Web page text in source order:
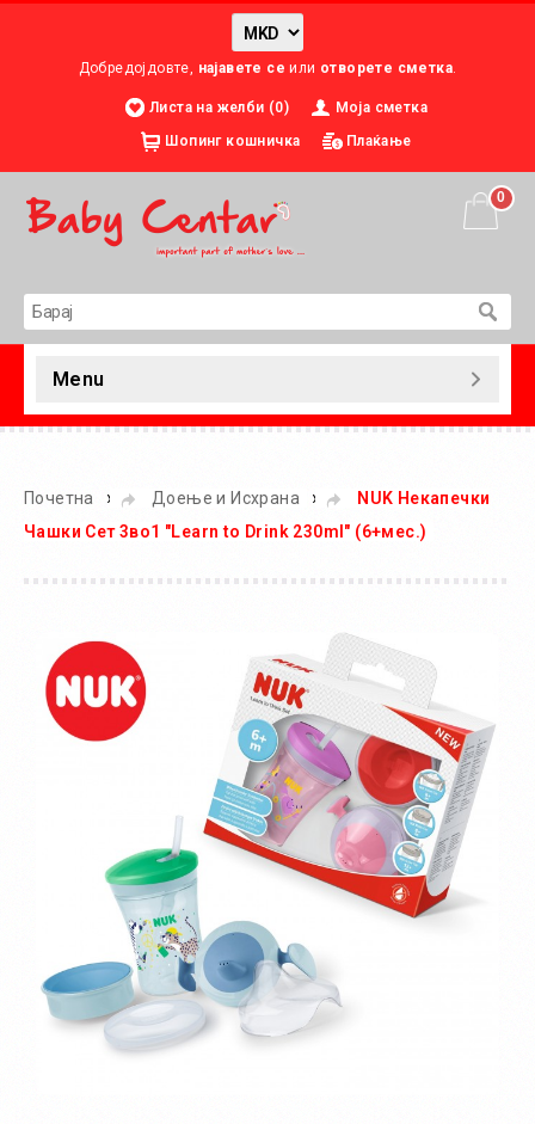
Добредојдовте, најавете се или отворете сметка.
Листа на желби (0)
Моја сметка
Шопинг кошничка
Плаќање
0
Menu
Почетна » Доење и Исхрана »
NUK Некапечки
Чашки Сет 3во1 "Learn to Drink 230ml" (6+мес.)